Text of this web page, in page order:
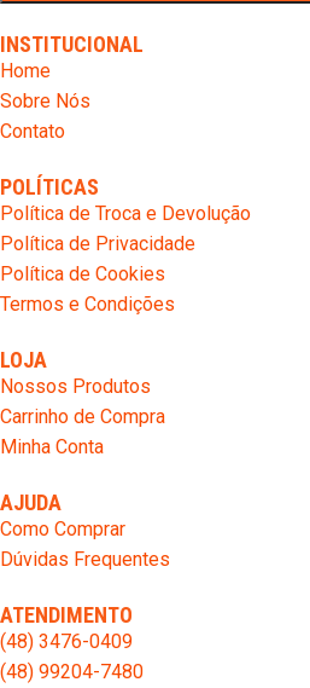
INSTITUCIONAL
Home
Sobre Nós
Contato
POLÍTICAS
Política de Troca e Devolução
Política de Privacidade
Política de Cookies
Termos e Condições
LOJA
Nossos Produtos
Carrinho de Compra
Minha Conta
AJUDA
Como Comprar
Dúvidas Frequentes
ATENDIMENTO
(48) 3476-0409
(48) 99204-7480